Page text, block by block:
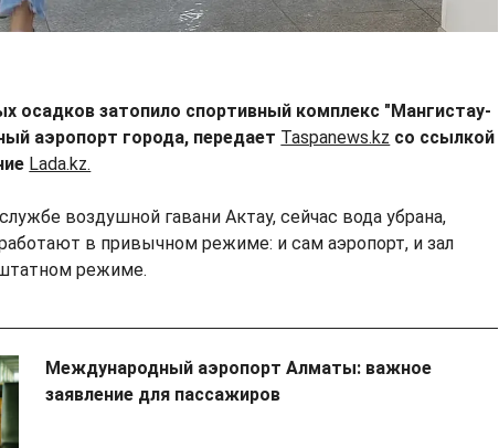
осадков затопило спортивный комплекс "Мангистау-
аэропорт города, передает Taspanews.kz со ссылкой
Lada.kz.
воздушной гавани Актау, сейчас вода убрана,
в привычном режиме: и сам аэропорт, и зал
режиме.
Международный аэропорт Алматы: важное
заявление для пассажиров